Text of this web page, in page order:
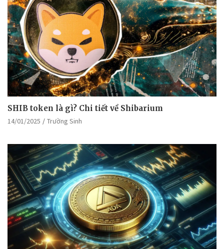
SHIB token là gì? Chi tiết về Shibarium
14/01/2025 Trường Sinh